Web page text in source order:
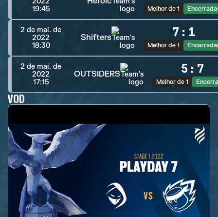
19:45
Melhor de 1
2 de mai. de
2022
18:30
Shifters 7 : 1
Melhor de 1
2 de mai. de
2022
17:15
OUTSIDERS 5 : 7
Melhor de 1
VOD